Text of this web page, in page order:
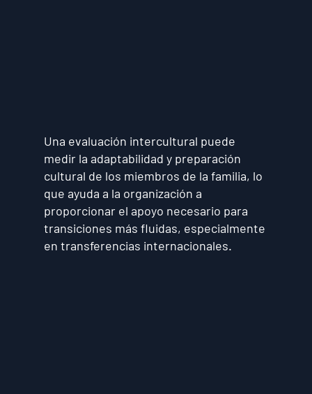
Una evaluación intercultural puede
medir la adaptabilidad y preparación
cultural de los miembros de la familia, lo
que ayuda a la organización a
proporcionar el apoyo necesario para
transiciones más fluidas, especialmente
en transferencias internacionales.